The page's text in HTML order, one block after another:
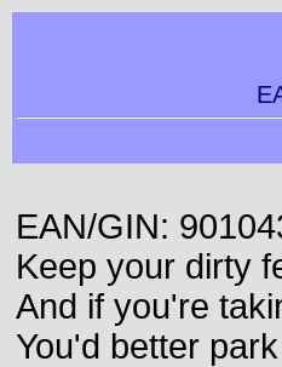
EAN/GIN:
Keep your dirty
And if you're
You'd better